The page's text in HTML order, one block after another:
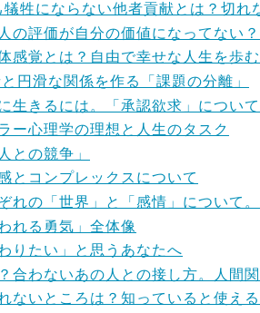
牲にならない他者貢献とは？切れ
評価が自分の価値になってない？
感覚とは？自由で幸せな人生を歩
円滑な関係を作る「課題の分離」
きるには。「承認欲求」について
ー心理学の理想と人生のタスク
との競争」
とコンプレックスについて
の「世界」と「感情」について。
れる勇気」全体像
りたい」と思うあなたへ
合わないあの人との接し方。人間関
ないところは？知っていると使え